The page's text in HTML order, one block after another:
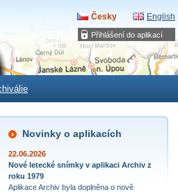
Přihlášení do aplikací
Česky English
Novinky o aplikacích
22.06.2026
Nové letecké snímky v aplikaci Archiv z
roku 1979
Aplikace Archiv byla doplněna o nově